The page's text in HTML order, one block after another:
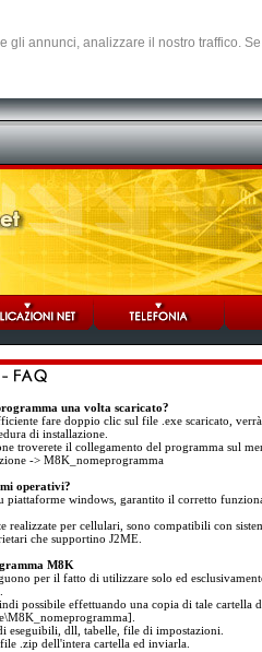
annunci, analizzare il nostro traffico.
una volta scaricato?
fare doppio clic sul file .exe scaricato,
di installazione.
troverete il collegamento del programma sul
-> M8K_nomeprogramma
operativi?
piattaforme windows, garantito il corretto
realizzate per cellulari, sono compatibili con
che supportino J2ME.
M8K
per il fatto di utilizzare solo ed
possibile effettuando una copia di tale cartella
eseguibili, dll, tabelle, file di impostazioni.
.zip dell'intera cartella ed inviarla.